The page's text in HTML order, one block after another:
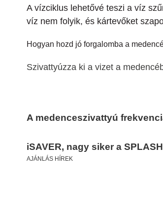
A vízciklus lehetővé teszi a víz
víz nem folyik, és kártevőket
Hogyan hozd jó forgalomba a
Szivattyúzza ki a vizet a
A medenceszivattyú
iSAVER, nagy siker a
AJÁNLÁS HÍREK